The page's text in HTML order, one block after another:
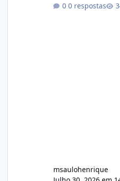
atualmente em
0 respostas
msaulohenrique